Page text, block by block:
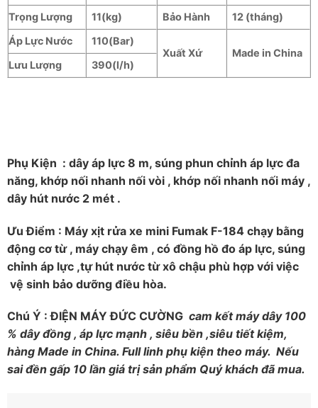
Trọng Lượng
11(kg) Bảo Hành
12 (tháng)
Áp Lực Nước
110(Bar)
Xuất Xứ
Made in China
Lưu Lượng
390(l/h)
Phụ Kiện : dây áp lực 8 m, súng phun chỉnh áp lực đa
năng, khớp nối nhanh nối vòi , khớp nối nhanh nối máy ,
dây hút nước 2 mét .
Ưu Điểm : Máy xịt rửa xe mini Fumak F-184 chạy bằng
động cơ từ , máy chạy êm , có đồng hồ đo áp lực, súng
chỉnh áp lực ,tự hút nước từ xô chậu phù hợp với việc
vệ sinh bảo dưỡng điều hòa.
Chú Ý : ĐIỆN MÁY ĐỨC CƯỜNG cam kết máy dây 100
% dây đồng , áp lực mạnh , siêu bền ,siêu tiết kiệm,
hàng Made in China. Full linh phụ kiện theo máy. Nếu
sai đền gấp 10 lần giá trị sản phẩm Quý khách đã mua.